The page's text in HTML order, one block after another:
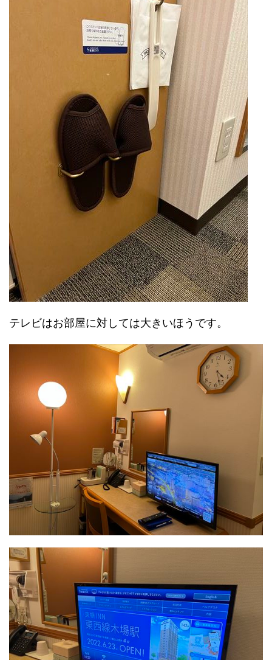
テレビはお部屋に対しては大きいほうです。